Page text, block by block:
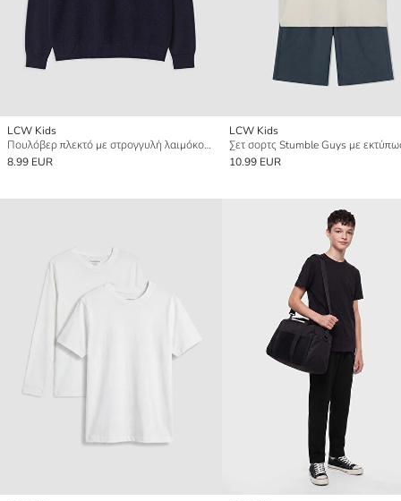
LCW Kids
Πουλόβερ πλεκτό με στρογγυλή λαιμόκοψη για αγόρια
8.99 EUR
LCW Kids
10.99 EUR